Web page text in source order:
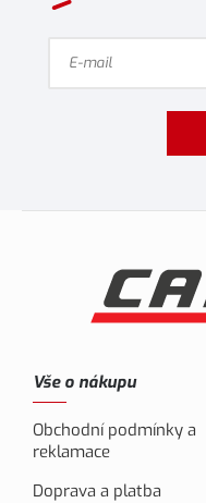
Vše o nákupu
Obchodní podmínky a
reklamace
Doprava a platba